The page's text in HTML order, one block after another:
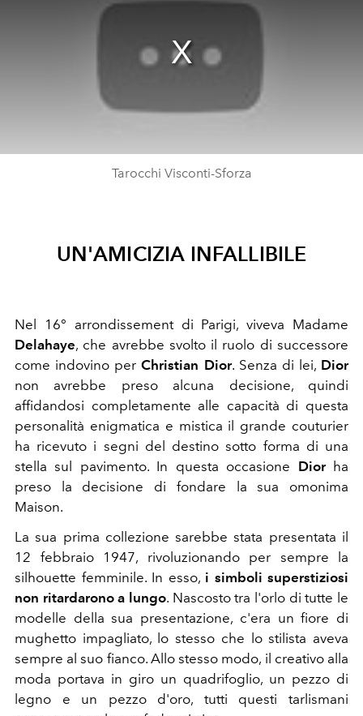
Tarocchi Visconti-Sforza
UN'AMICIZIA INFALLIBILE
Nel 16° arrondissement di Parigi, viveva Madame
Delahaye, che avrebbe svolto il ruolo di successore
come indovino perChristian Dior. Senza di lei, Dior
non avrebbe preso alcuna decisione, quindi
affidandosi completamente alle capacità di questa
personalità enigmatica e mistica il grande couturier
ha ricevuto i segni del destino sotto forma di una
stella sul pavimento. In questa occasione Dior ha
preso la decisione di fondare la sua omonima
Maison.
La sua prima collezione sarebbe stata presentata il
12 febbraio 1947, rivoluzionando per sempre la
silhouette femminile. In esso, i simboli superstiziosi
non ritardarono a lungo. Nascosto tra l'orlo di tutte le
modelle della sua presentazione, c'era un fiore di
mughetto impagliato, lo stesso che lo stilista aveva
sempre al suo fianco. Allo stesso modo, il creativo alla
moda portava in giro un quadrifoglio, un pezzo di
legno e un pezzo d'oro, tutti questi tarlismani